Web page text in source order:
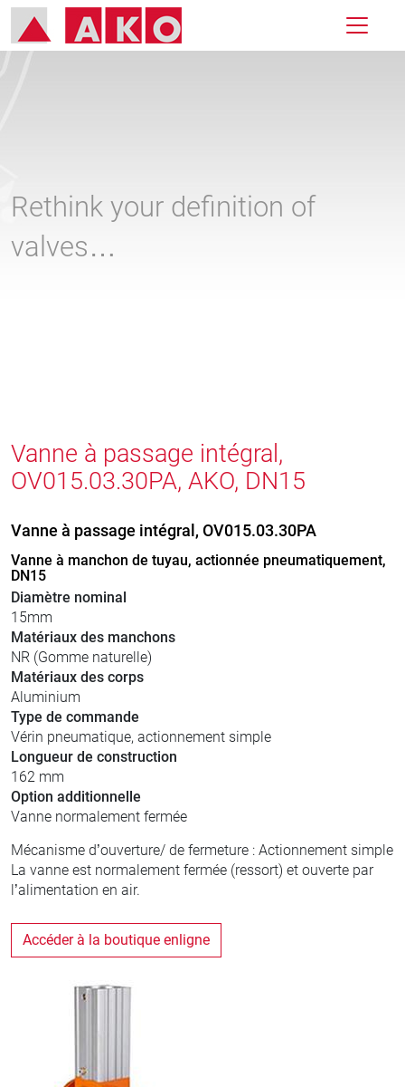
Rethink your definition of
valves…
Vanne à passage intégral,
OV015.03.30PA, AKO, DN15
Vanne à passage intégral, OV015.03.30PA
Vanne à manchon de tuyau, actionnée pneumatiquement,
DN15
Diamètre nominal
15mm
Matériaux des manchons
NR (Gomme naturelle)
Matériaux des corps
Aluminium
Type de commande
Vérin pneumatique, actionnement simple
Longueur de construction
162 mm
Option additionnelle
Vanne normalement fermée
Mécanisme d’ouverture/ de fermeture : Actionnement simple
La vanne est normalement fermée (ressort) et ouverte par
l’alimentation en air.
Accéder à la boutique enligne